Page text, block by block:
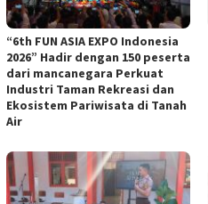
“6th FUN ASIA EXPO Indonesia
2026” Hadir dengan 150 peserta
dari mancanegara Perkuat
Industri Taman Rekreasi dan
Ekosistem Pariwisata di Tanah
Air